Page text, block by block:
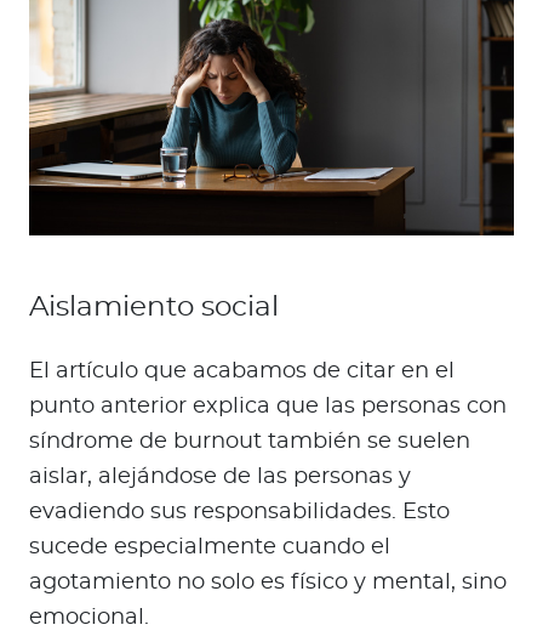
Aislamiento social
El artículo que acabamos de citar en el
punto anterior explica que las personas con
síndrome de burnout también se suelen
aislar, alejándose de las personas y
evadiendo sus responsabilidades. Esto
sucede especialmente cuando el
agotamiento no solo es físico y mental, sino
emocional.